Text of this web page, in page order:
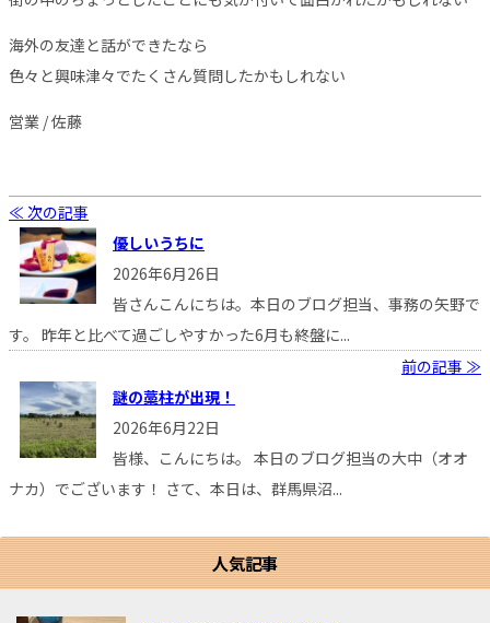
海外の友達と話ができたなら
色々と興味津々でたくさん質問したかもしれない
営業 / 佐藤
≪ 次の記事
優しいうちに
2026年6月26日
皆さんこんにちは。本日のブログ担当、事務の矢野で
す。 昨年と比べて過ごしやすかった6月も終盤に...
前の記事 ≫
謎の藁柱が出現！
2026年6月22日
皆様、こんにちは。 本日のブログ担当の大中（オオ
ナカ）でございます！ さて、本日は、群馬県沼...
人気記事